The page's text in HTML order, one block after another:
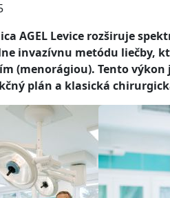
AGEL Levice rozširuje
invazívnu metódu liečby,
(menorágiou). Tento
plán a klasická